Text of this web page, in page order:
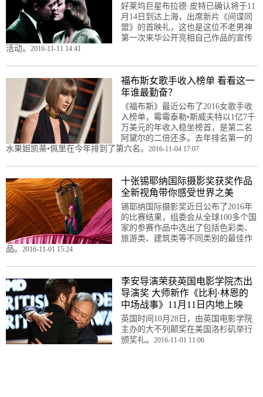
好莱坞巨星布拉德·皮特已确认将于11
月14日到达上海，出席新片《间谍同
盟》的首映礼，这也是这位不老男神
第一次来华公开亮相自己作品的宣传
活动。 2016-11-11 14:41
福布斯女歌手收入榜单 看看这一
年谁最勤奋？
《福布斯》最近公布了2016女歌手收
入榜单，霉霉泰勒•斯威夫特以1亿7千
万美元的年收入稳坐榜首，是第二名
阿黛尔的二倍还多。去年排名第一的
水果姐凯蒂•佩里在今年排到了第六名。 2016-11-04 17:07
十张锡耶纳国际摄影奖获奖作品
全新视角带你感受世界之美
锡耶纳国际摄影奖近日公布了2016年
的比赛结果，组委会从全球100多个国
家的参赛作品中选出了包括色彩类、
旅游类、建筑类等不同类别的最佳作
品。 2016-11-01 15:24
李安导演荣获英国电影学院杰出
导演奖 大师新作《比利·林恩的
中场战事》11月11日内地上映
英国时间10月28日，由英国电影学院
主办的大不列颠奖在美国洛杉矶举行
颁奖礼。 2016-11-01 11:06